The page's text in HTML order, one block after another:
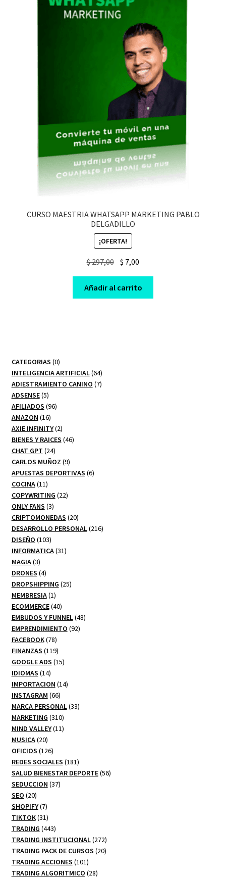
CURSO MAESTRIA WHATSAPP MARKETING PABLO
DELGADILLO
¡OFERTA!
$297,00 Original
was:
$ 297,00.
$ 7,00
is:
$ 7,00.
Añadir al carrito
CATEGORIAS 00
productos
INTELIGENCIA ARTIFICIAL 6464
productos
ADIESTRAMIENTO CANINO 77
ADSENSE 55
productos
AFILIADOS 9696
AMAZON 1616
productos
AXIE INFINITY 22
productos
BIENES Y RAICES 4646
CHAT GPT 2424
productos
CARLOS MUÑOZ 99
productos
APUESTAS DEPORTIVAS 66
COCINA 1111
productos
COPYWRITING 2222
ONLY FANS 33
productos
CRIPTOMONEDAS 2020
productos
DESARROLLO PERSONAL 216216
DISEÑO 103103
productos
INFORMATICA 3131
MAGIA 33
productos
DRONES 44
productos
DROPSHIPPING 2525
MEMBRESIA 11
producto
ECOMMERCE 4040
productos
EMBUDOS Y FUNNEL 4848
EMPRENDIMIENTO 9292
FACEBOOK 7878
productos
FINANZAS 119119
productos
GOOGLE ADS 1515
IDIOMAS 1414
productos
IMPORTACION 1414
INSTAGRAM 6666
productos
MARCA PERSONAL 3333
MARKETING 310310
productos
MIND VALLEY 1111
MUSICA 2020
productos
OFICIOS 126126
productos
REDES SOCIALES 181181
productos
SALUD BIENESTAR DEPORTE 5656
SEDUCCION 3737
SEO 2020
productos
SHOPIFY 77
productos
TIKTOK 3131
productos
TRADING 443443
productos
TRADING INSTITUCIONAL 272272
productos
TRADING PACK DE CURSOS 2020
TRADING ACCIONES 101101
productos
TRADING ALGORITMICO 2828